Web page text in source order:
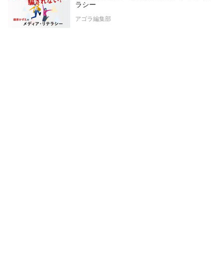
ラシー
アゴラ編集部